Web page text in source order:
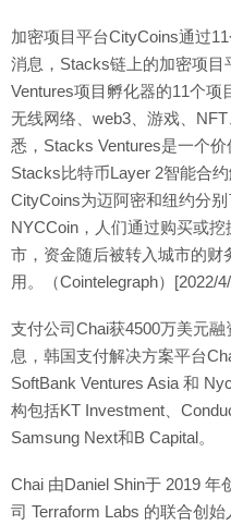
加密项目平台CityCoins通过
消息，Stacks链上的加密项
Ventures项目孵化器的11个
无线网络、web3、游戏、
悉，Stacks Ventures是一个
Stacks比特币Layer 2智能合
CityCoins为迈阿密和纽约分别
NYCCoin，人们通过购买或
市，资金随后被转入城市的财
用。（Cointelegraph）[2022/
支付公司Chai获4500万美元
息，韩国支付解决方案平台
SoftBank Ventures Asia 和
构包括KT Investment、
Samsung Next和B Capital。
Chai 由Daniel Shin于 2019 年
司 Terraform Labs 的联合创